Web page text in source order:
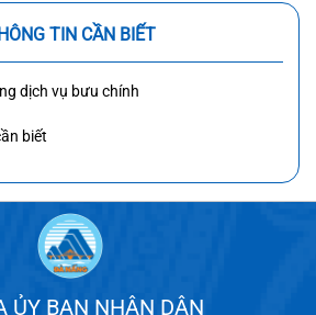
TIN CẦN BIẾT
dịch vụ bưu chính
biết
ỦY BAN NHÂN DÂN